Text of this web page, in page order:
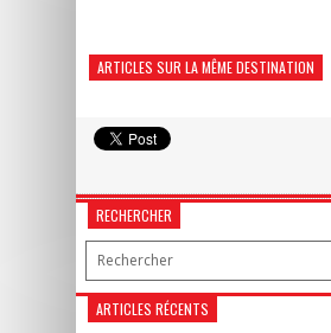
ARTICLES SUR LA MÊME DESTINATION
RECHERCHER
ARTICLES RÉCENTS